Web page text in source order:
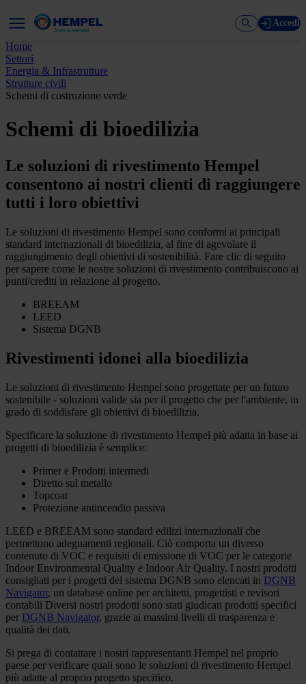
Accedi
Home
Settori
Energia & Infrastrutture
Strutture civili
Schemi di costruzione verde
Schemi di bioedilizia
Le soluzioni di rivestimento Hempel
consentono ai nostri clienti di raggiungere
tutti i loro obiettivi
Le soluzioni di rivestimento Hempel sono conformi ai principali
standard internazionali di bioedilizia, al fine di agevolare il
raggiungimento degli obiettivi di sostenibilità. Fare clic di seguito
per sapere come le nostre soluzioni di rivestimento contribuiscono ai
punti/crediti in relazione al progetto.
BREEAM
LEED
Sistema DGNB
Rivestimenti idonei alla bioedilizia
Le soluzioni di rivestimento Hempel sono progettate per un futuro
sostenibile - soluzioni valide sia per il progetto che per l'ambiente, in
grado di soddisfare gli obiettivi di bioedilizia.
Specificare la soluzione di rivestimento Hempel più adatta in base ai
progetti di bioedilizia è semplice:
Primer e Prodotti intermedi
Diretto sul metallo
Topcoat
Protezione antincendio passiva
LEED e BREEAM sono standard edilizi internazionali che
permettono adeguamenti regionali. Ciò comporta un diverso
contenuto di VOC e requisiti di emissione di VOC per le categorie
Indoor Environmental Quality e Indoor Air Quality. I nostri prodotti
consigliati per i progetti del sistema DGNB sono elencati in DGNB
Navigator, un database online per architetti, progettisti e revisori
contabili Diversi nostri prodotti sono stati giudicati prodotti specifici
per DGNB Navigator, grazie ai massimi livelli di trasparenza e
qualità dei dati.
Si prega di contattare i nostri rappresentanti Hempel nel proprio
paese per verificare quali sono le soluzioni di rivestimento Hempel
più adatte al proprio progetto specifico.